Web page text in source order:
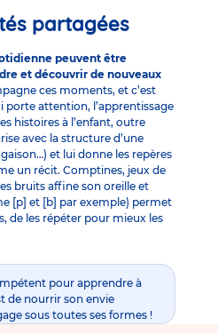
partagées
peuvent être
et découvrir de nouveaux
ces moments, et c’est
porte attention, l’apprentissage
histoires à l’enfant, outre
avec la structure d’une
et lui donne les repères
un récit. Comptines, jeux de
bruits affine son oreille et
[p] et [b] par exemple) permet
de les répéter pour mieux les
pour apprendre à
de nourrir son envie
sous toutes ses formes !